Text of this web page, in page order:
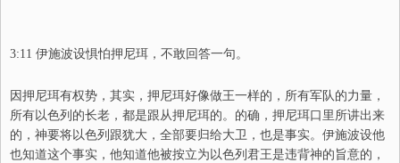
3:11 伊施波设惧怕押尼珥，不敢回答一句。
因押尼珥有权势，其实，押尼珥好像做王一样的，所有军队的力量，
所有以色列的长老，都是跟从押尼珥的。的确，押尼珥口里所讲出来
的，神要将以色列跟犹大，全部要归给大卫，也是事实。伊施波设他
也知道这个事实，他知道他被按立为以色列君王是违背神的旨意的，